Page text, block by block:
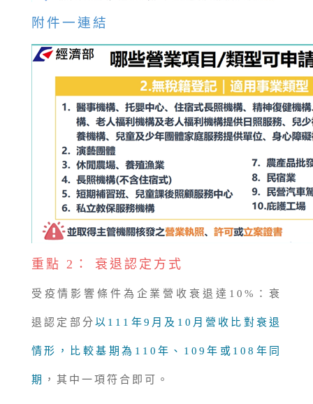
附件一連結
重點 2： 衰退認定方式
受疫情影響條件為企業營收衰退達10%：衰
退認定部分以111年9月及10月營收比對衰退
情形，比較基期為110年、109年或108年同
期 ，其中一項符合即可。